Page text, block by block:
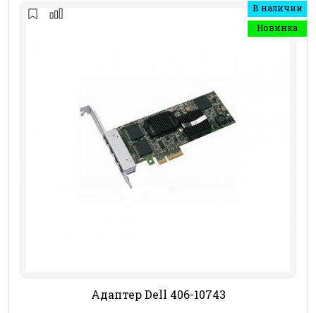
В наличии
Новинка
Адаптер Dell 406-10743